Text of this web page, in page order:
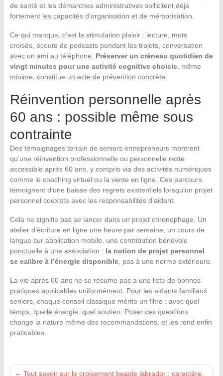
de santé et les démarches administratives sollicitent déjà
fortement les capacités d’organisation et de mémorisation.
Ce qui manque, c’est la stimulation plaisir : lecture, mots
croisés, écoute de podcasts pendant les trajets, conversation
avec un ami au téléphone. Préserver un créneau quotidien de
vingt minutes pour une activité cognitive choisie, même
minime, constitue un acte de prévention concrète.
Réinvention personnelle après
60 ans : possible même sous
contrainte
Des témoignages terrain de seniors entrepreneurs montrent
qu’une réinvention professionnelle ou personnelle reste
accessible après 60 ans, y compris via des activités numériques
comme le coaching virtuel ou la vente en ligne. Ces parcours
témoignent d’une baisse des regrets existentiels lorsqu’un projet
personnel coexiste avec les responsabilités d’aidant.
Cela ne signifie pas se lancer dans un projet chronophage. Un
atelier d’écriture en ligne une heure par semaine, un cours de
langue sur application mobile, une contribution bénévole
ponctuelle à une association : la notion de projet personnel
se calibre à l’énergie disponible, pas à une norme extérieure.
La vie après 60 ans ne se résume pas à une liste de bonnes
pratiques applicables uniformément. Pour les aidants familiaux
seniors, chaque conseil classique mérite un filtre : avec quel
temps, quelle énergie, quel soutien. Poser ces questions
change la nature même des recommandations, et les rend enfin
praticables.
← Tout savoir sur le croisement beagle labrador : caractère,